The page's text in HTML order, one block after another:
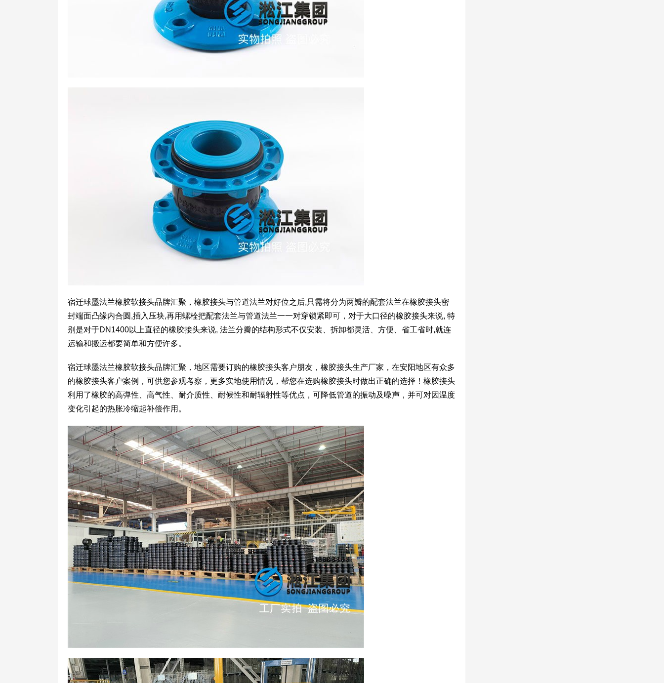
宿迁球墨法兰橡胶软接头品牌汇聚，橡胶接头与管道法兰对好位之后,只需将分为两瓣的配套法兰在橡胶接头密
封端面凸缘内合圆,插入压块,再用螺栓把配套法兰与管道法兰一一对穿锁紧即可，对于大口径的橡胶接头来说, 特
别是对于DN1400以上直径的橡胶接头来说, 法兰分瓣的结构形式不仅安装、拆卸都灵活、方便、省工省时,就连
运输和搬运都要简单和方便许多。
宿迁球墨法兰橡胶软接头品牌汇聚，地区需要订购的橡胶接头客户朋友，橡胶接头生产厂家，在安阳地区有众多
的橡胶接头客户案例，可供您参观考察，更多实地使用情况，帮您在选购橡胶接头时做出正确的选择！橡胶接头
利用了橡胶的高弹性、高气性、耐介质性、耐候性和耐辐射性等优点，可降低管道的振动及噪声，并可对因温度
变化引起的热胀冷缩起补偿作用。